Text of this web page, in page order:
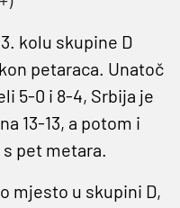
kolu skupine D
petaraca. Unatoč
5-0 i 8-4, Srbija je
13-13, a potom i
pet metara.
mjesto u skupini D,